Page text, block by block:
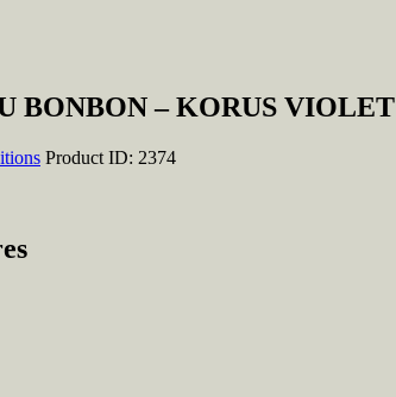
BONBON – KORUS VIOLET
Product ID: 2374